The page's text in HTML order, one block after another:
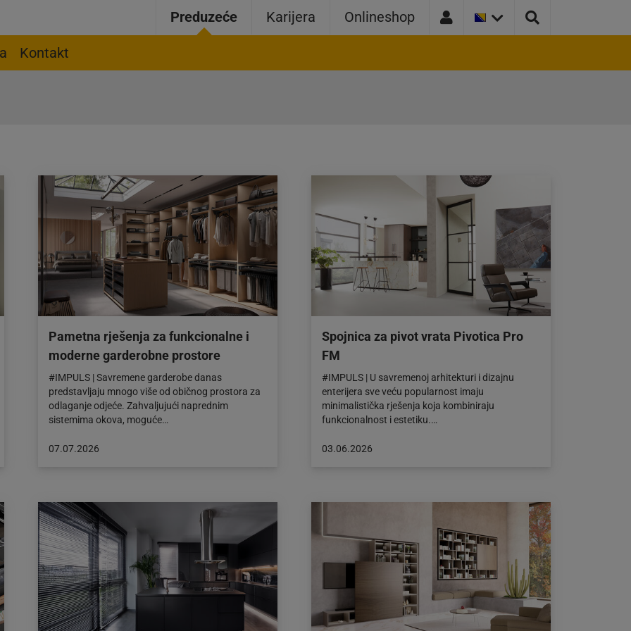
Preduzeće Karijera Onlineshop
VERZIJA
ZEMLJE:
HERCEGOVINA
Kontakt
Pametna rješenja za funkcionalne i
moderne garderobne prostore
#IMPULS | Savremene garderobe danas
predstavljaju mnogo više od običnog prostora za
odlaganje odjeće. Zahvaljujući naprednim
sistemima okova, moguće…
Objava
07.07.2026
Spojnica za pivot vrata Pivotica Pro
FM
#IMPULS | U savremenoj arhitekturi i dizajnu
enterijera sve veću popularnost imaju
minimalistička rješenja koja kombiniraju
funkcionalnost i estetiku.…
Objava
03.06.2026